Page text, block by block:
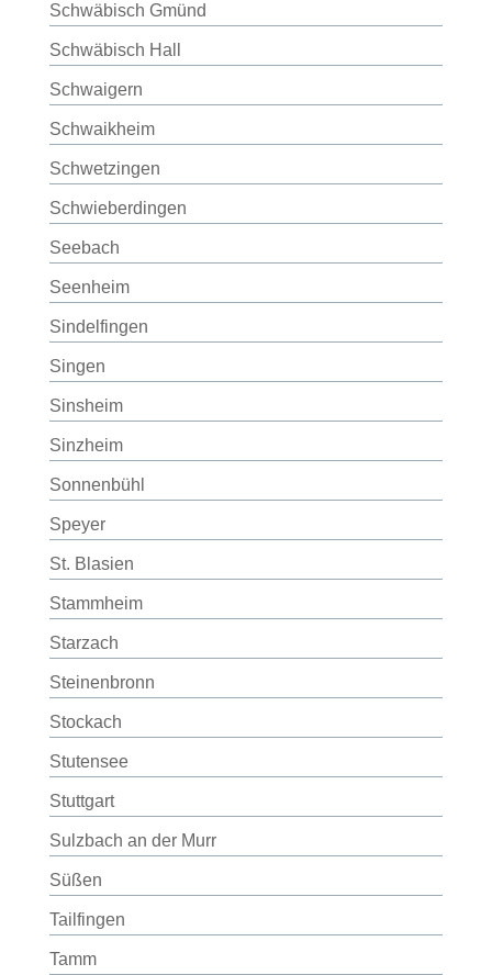
Schwäbisch Gmünd
Schwäbisch Hall
Schwaigern
Schwaikheim
Schwetzingen
Schwieberdingen
Seebach
Seenheim
Sindelfingen
Singen
Sinsheim
Sinzheim
Sonnenbühl
Speyer
St. Blasien
Stammheim
Starzach
Steinenbronn
Stockach
Stutensee
Stuttgart
Sulzbach an der Murr
Süßen
Tailfingen
Tamm